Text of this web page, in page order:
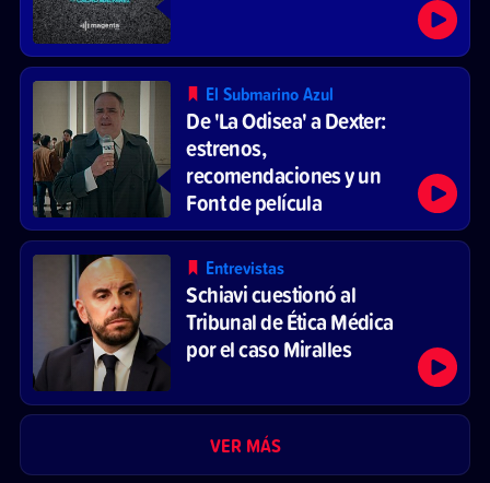
El Submarino Azul
De 'La Odisea' a Dexter:
estrenos,
recomendaciones y un
Font de película
Entrevistas
Schiavi cuestionó al
Tribunal de Ética Médica
por el caso Miralles
VER MÁS